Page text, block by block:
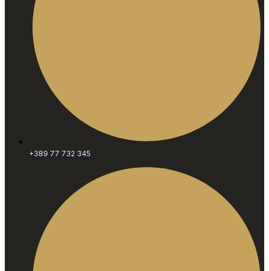
+389 77 732 345